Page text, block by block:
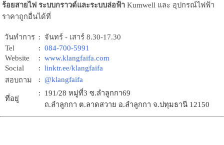
ร้อยสายไฟ ระบบกราวด์และระบบล่อฟ้า Kumwell และ อุปกรณ์ไฟฟ้า
ราคาถูกอื่นได้ที่
วันทำการ : จันทร์ - เสาร์ 8.30-17.30
Tel
: 084-700-5991
Website
: www.klangfaifa.com
Social
: linktr.ee/klangfaifa
สอบถาม
: @klangfaifa
ที่อยู่
: 191/28 หมู่ที่3 ซ.ลำลูกกา69
ถ.ลำลูกกา ต.ลาดสวาย อ.ลำลูกกา จ.ปทุมธานี 12150